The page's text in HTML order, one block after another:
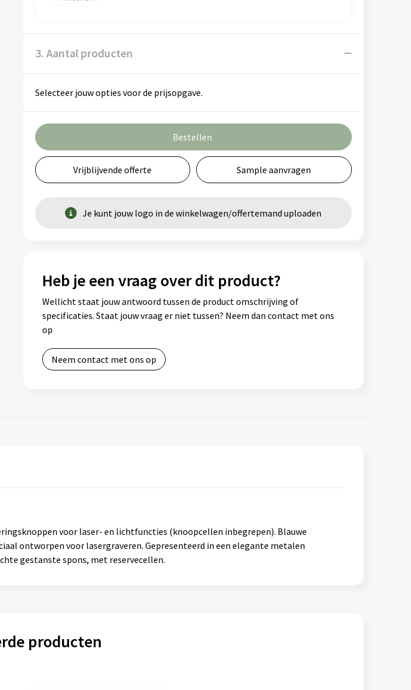
3. Aantal producten
Selecteer jouw opties voor de prijsopgave.
Bestellen
Vrijblijvende offerte Sample aanvragen
Je kunt jouw logo in de winkelwagen/offertemand uploaden
Heb je een vraag over dit product?
Wellicht staat jouw antwoord tussen de product omschrijving of
specificaties. Staat jouw vraag er niet tussen? Neem dan contact met ons
op
Neem contact met ons op
voor laser- en lichtfuncties (knoopcellen inbegrepen). Blauwe
ontworpen voor lasergraveren. Gepresenteerd in een elegante metalen
gestanste spons, met reservecellen.
producten